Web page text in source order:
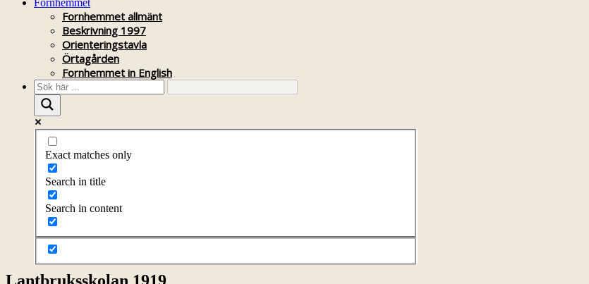
Fornhemmet
Fornhemmet allmänt
Beskrivning 1997
Orienteringstavla
Örtagården
Fornhemmet in English
Exact matches only
Search in title
Search in content